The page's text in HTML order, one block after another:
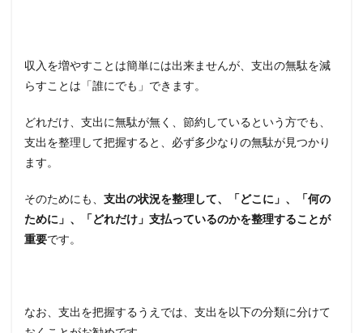
収入を増やすことは簡単には出来ませんが、支出の無駄を減
らすことは「誰にでも」できます。
どれだけ、支出に無駄が無く、節約しているという方でも、
支出を整理して把握すると、必ず多少なりの無駄が見つかり
ます。
そのためにも、 支出の状況を整理して、「どこに」、「何の
ために」、「どれだけ」支払っているのかを整理することが
重要です。
なお、支出を把握するうえでは、支出を以下の分類に分けて